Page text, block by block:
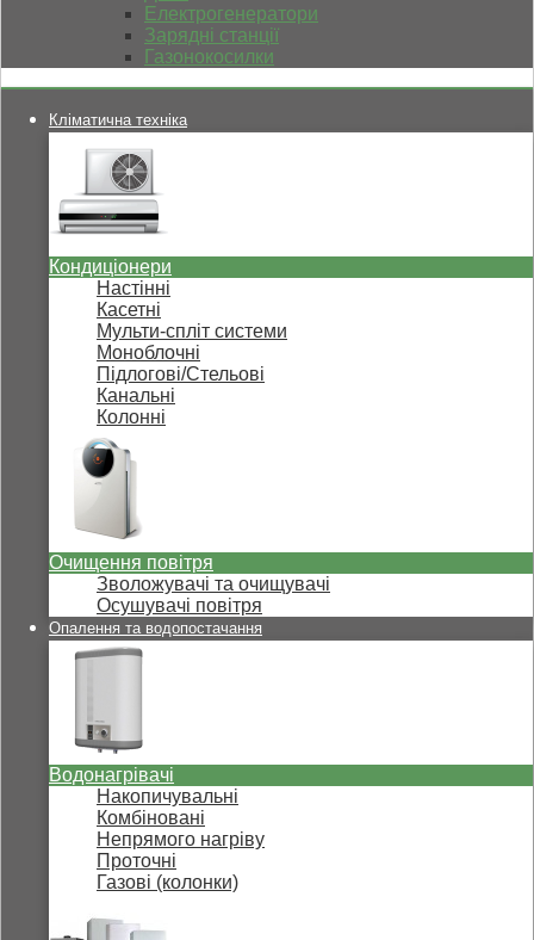
Електрогенератори
Зарядні станції
Газонокосилки
Кліматична техніка
Кондиціонери
Настінні
Касетні
Мульти-спліт системи
Моноблочні
Підлогові/Стельові
Канальні
Колонні
Очищення повітря
Зволожувачі та очищувачі
Осушувачі повітря
Опалення та водопостачання
Водонагрівачі
Накопичувальні
Комбіновані
Непрямого нагріву
Проточні
Газові (колонки)